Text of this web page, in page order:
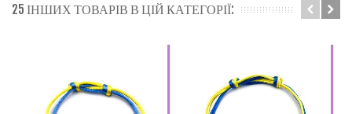
25 ІНШИХ ТОВАРІВ В ЦІЙ КАТЕГОРІЇ: